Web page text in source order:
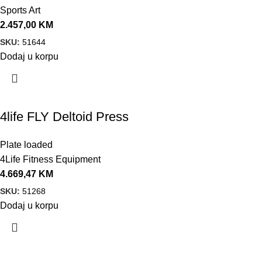
Sports Art
2.457,00 KM
SKU: 51644
Dodaj u korpu
4life FLY Deltoid Press
Plate loaded
4Life Fitness Equipment
4.669,47 KM
SKU: 51268
Dodaj u korpu